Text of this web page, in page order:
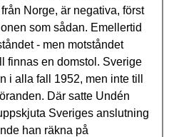
Norge, är negativa, först
som sådan. Emellertid
- men motståndet
finnas en domstol. Sverige
i alla fall 1952, men inte till
Där satte Undén
Sveriges anslutning
han räkna på